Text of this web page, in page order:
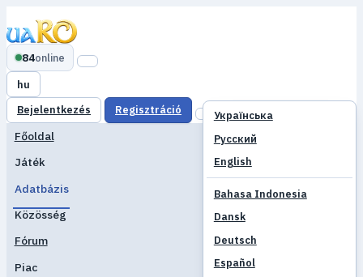
84online
hu
Українська
Русский
English
Bahasa Indonesia
Dansk
Deutsch
Español
Bejelentkezés Regisztráció
Főoldal
Játék
Adatbázis
Közösség
Fórum
Piac